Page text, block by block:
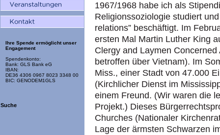
Ihre Spende ermöglicht unser
Engagement
Spendenkonto:
Bank: GLS Bank eG
IBAN:
DE36 4306 0967 8023 3348 00
BIC: GENODEM1GLS
Suche
1967/1968 habe ich als
Religionssoziologie studiert
relations” beschäftigt. Im
ersten Mal Martin Luther King
Clergy and Laymen
betroffen über Vietnam). Im
Miss., einer Stadt von 47.000
(Kirchlicher Dienst im
einem Freund. (Wir waren die
Projekt.) Dieses
Churches (Nationaler
Lage der ärmsten Schwarzen